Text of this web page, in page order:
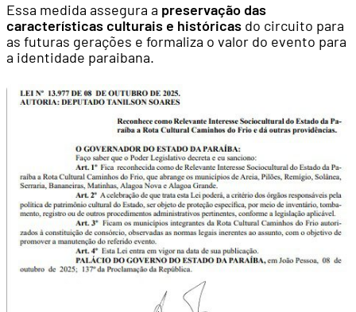
Essa medida assegura a preservação das
características culturais e históricas do circuito para
as futuras gerações e formaliza o valor do evento para
a identidade paraibana.